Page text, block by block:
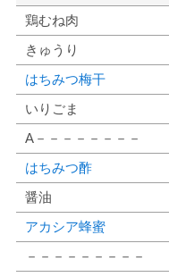
鶏むね肉
きゅうり
はちみつ梅干
いりごま
A－－－－－－－－
はちみつ酢
醤油
アカシア蜂蜜
－－－－－－－－－